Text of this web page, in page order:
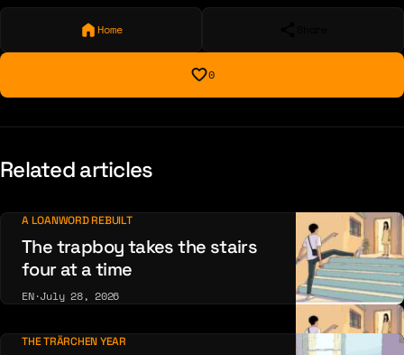
Home
0
Related articles
A LOANWORD REBUILT
The trapboy takes the stairs
four at a time
EN·July 28, 2026
THE TRÄRCHEN YEAR